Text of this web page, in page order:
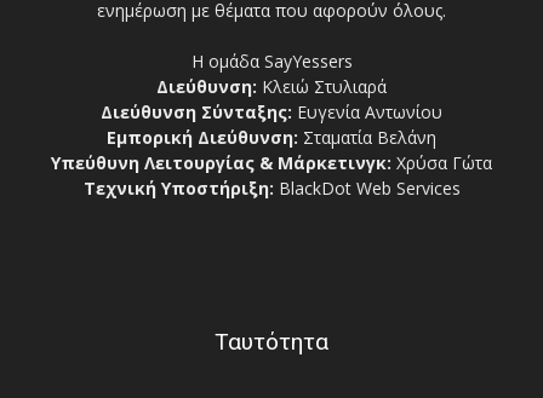
ενημέρωση με θέματα που αφορούν όλους.
Η ομάδα SayYessers
Διεύθυνση: Κλειώ Στυλιαρά
Διεύθυνση Σύνταξης: Ευγενία Αντωνίου
Εμπορική Διεύθυνση: Σταματία Βελάνη
Υπεύθυνη Λειτουργίας & Μάρκετινγκ: Χρύσα Γώτα
Τεχνική Υποστήριξη: BlackDot Web Services
Ταυτότητα